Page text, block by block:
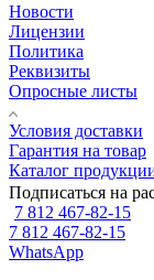
Новости
Лицензии
Политика
Реквизиты
Опросные листы
Условия доставки
Гарантия на товар
Каталог
Подписаться на
7 812 467-82-15
7 812 467-82-15
WhatsApp